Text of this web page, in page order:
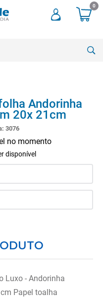
0
Andorinha
20x 21cm
: 3076
no momento
disponível
Luxo - Andorinha
Papel toalha